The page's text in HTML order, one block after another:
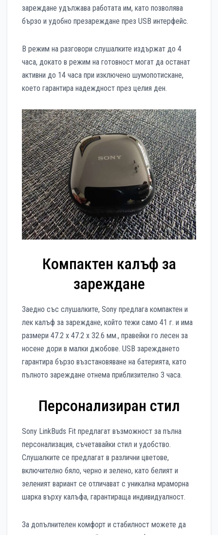
зареждане удължава работата им, като позволява
бързо и удобно презареждане през USB интерфейс.
В режим на разговори слушалките издържат до 4
часа, докато в режим на готовност могат да останат
активни до 14 часа при изключено шумопотискане,
което гарантира надеждност през целия ден.
Компактен калъф за
зареждане
Заедно със слушалките, Sony предлага компактен и
лек калъф за зареждане, който тежи само 41 г. и има
размери 47.2 x 47.2 x 32.6 мм., правейки го лесен за
носене дори в малки джобове. USB зареждането
гарантира бързо възстановяване на батерията, като
пълното зареждане отнема приблизително 3 часа.
Персонализиран стил
Sony LinkBuds Fit предлагат възможност за пълна
персонализация, съчетавайки стил и удобство.
Слушалките се предлагат в различни цветове,
включително бяло, черно и зелено, като белият и
зеленият вариант се отличават с уникална мраморна
шарка върху калъфа, гарантираща индивидуалност.
За допълнителен комфорт и стабилност можете да